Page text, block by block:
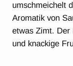
umschmeichelt
Aromatik von
etwas Zimt. Der
und knackige